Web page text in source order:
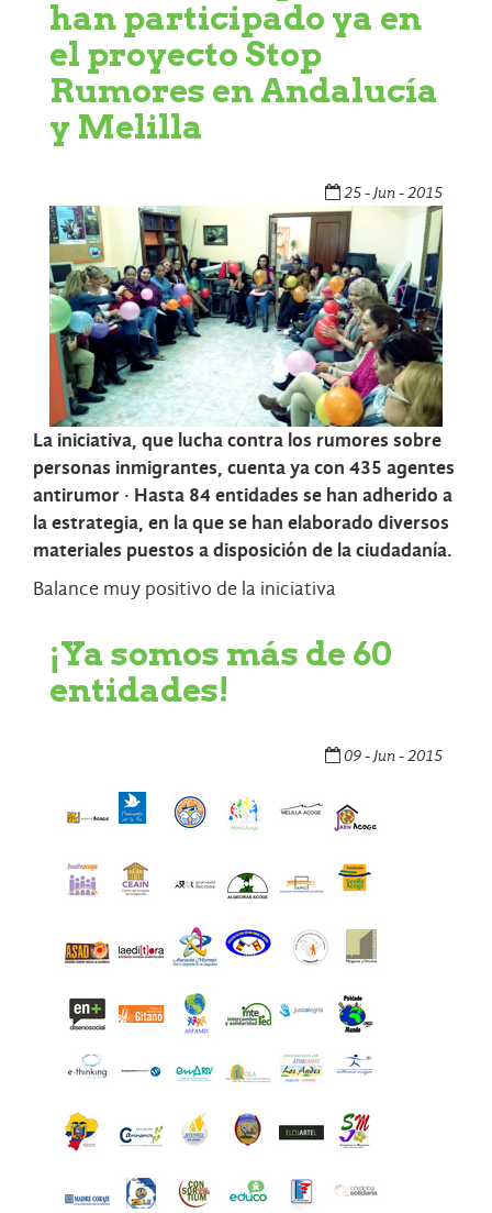
han participado ya en
el proyecto Stop
Rumores en Andalucía
y Melilla
25 - Jun - 2015
La iniciativa, que lucha contra los rumores sobre
personas inmigrantes, cuenta ya con 435 agentes
antirumor · Hasta 84 entidades se han adherido a
la estrategia, en la que se han elaborado diversos
materiales puestos a disposición de la ciudadanía.
Balance muy positivo de la iniciativa
¡Ya somos más de 60
entidades!
09 - Jun - 2015